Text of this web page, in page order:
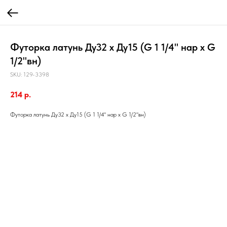
Футорка латунь Ду32 х Ду15 (G 1 1/4" нар х G
1/2"вн)
SKU: 129-3398
214 р.
Футорка латунь Ду32 х Ду15 (G 1 1/4" нар х G 1/2"вн)